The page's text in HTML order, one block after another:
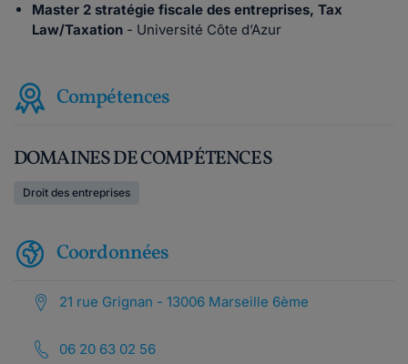
Master 2 stratégie fiscale des entreprises, Tax
Law/Taxation - Université Côte d’Azur
Compétences
DOMAINES DE COMPÉTENCES
Droit des entreprises
Coordonnées
21 rue Grignan - 13006 Marseille 6ème
06 20 63 02 56